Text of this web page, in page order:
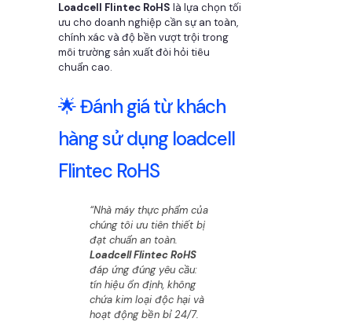
Loadcell Flintec RoHS là lựa chọn tối
ưu cho doanh nghiệp cần sự an toàn,
chính xác và độ bền vượt trội trong
môi trường sản xuất đòi hỏi tiêu
chuẩn cao.
🌟 Đánh giá từ khách
hàng sử dụng loadcell
Flintec RoHS
“Nhà máy thực phẩm của
chúng tôi ưu tiên thiết bị
đạt chuẩn an toàn.
Loadcell Flintec RoHS
đáp ứng đúng yêu cầu:
tín hiệu ổn định, không
chứa kim loại độc hại và
hoạt động bền bỉ 24/7.